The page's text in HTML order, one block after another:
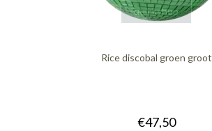
quickshop
Rice discobal groen groot
€47,50